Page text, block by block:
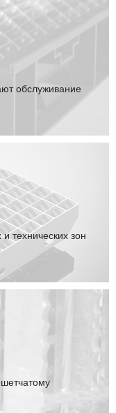
обслуживание
технических зон